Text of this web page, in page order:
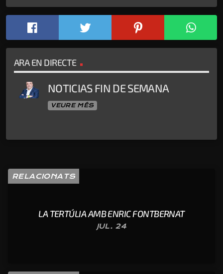
ARA EN DIRECTE
NOTICIAS FIN DE SEMANA
VEURE MÉS
RELACIONATS
LA TERTÚLIA AMB ENRIC FONTBERNAT
JUL. 24